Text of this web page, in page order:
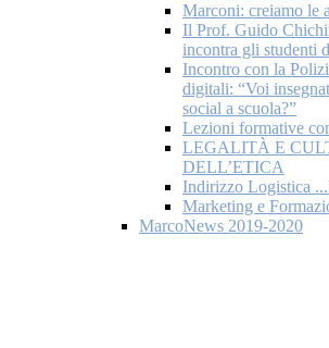
Marconi: creiamo le
Il Prof. Guido
incontra gli studenti
Incontro con la
digitali: “Voi
social a scuola?”
Lezioni formative
LEGALITÀ E
DELL’ETICA
Indirizzo Logistica
Marketing e
MarcoNews 2019-2020